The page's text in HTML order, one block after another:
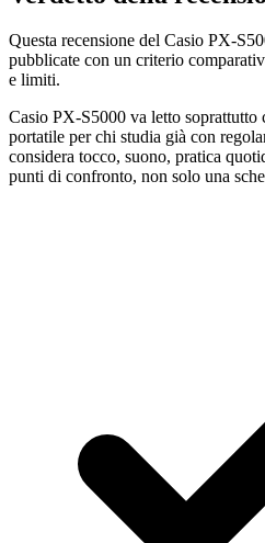
Questa recensione del Casio PX-
pubblicate con un criterio
e limiti.
Casio PX-S5000 va letto soprattutto
portatile per chi studia già con
considera tocco, suono, pratica
punti di confronto, non solo una